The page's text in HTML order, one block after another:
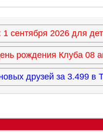
1 сентября 2026 для
рождения Клуба 08
друзей за 3.499